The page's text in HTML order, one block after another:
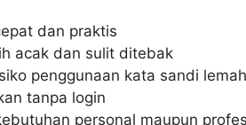
dan praktis
acak dan sulit ditebak
penggunaan kata sandi lemah
tanpa login
personal maupun